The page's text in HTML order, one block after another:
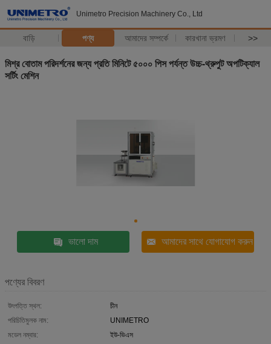
Unimetro Precision Machinery Co., Ltd
বাড়ি পণ্য আমাদের সম্পর্কে কারখানা ভ্রমণ >>
মিশ্র বোতাম পরিদর্শনের জন্য প্রতি মিনিটে ৫০০০ পিস পর্যন্ত উচ্চ-থ্রুপুট অপটিক্যাল
সর্টিং মেশিন
ভালো দাম আমাদের সাথে যোগাযোগ করুন
পণ্যের বিবরণ
উৎপত্তি স্থল:
চীন
পরিচিতিমুলক নাম:
UNIMETRO
মডেল নম্বার:
ইউ-ভিএস